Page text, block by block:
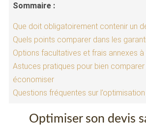
Sommaire :
Que doit obligatoirement contenir un
Quels points comparer dans les
Options facultatives et frais annexes à
Astuces pratiques pour bien
économiser
Questions fréquentes sur
Optimiser son devis